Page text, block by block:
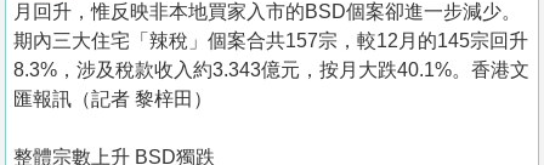
冊
關
於
月回升，惟反映非本地買家入市的BSD個案卻進一步減少。
期內三大住宅「辣稅」個案合共157宗，較12月的145宗回升
8.3%，涉及稅款收入約3.343億元，按月大跌40.1%。香港文
匯報訊（記者 黎梓田）
整體宗數上升 BSD獨跌